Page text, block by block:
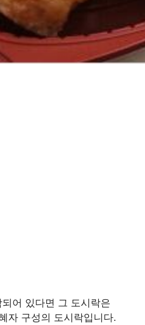
어 있다면 그 도시락은
자 구성의 도시락입니다.